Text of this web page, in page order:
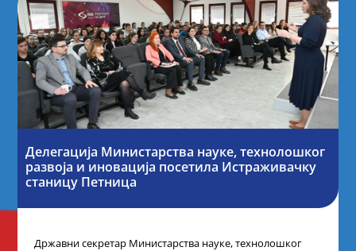
Делегација Министарства науке, технолошког
развоја и иновација посетила Истраживачку
станицу Петница
Државни секретар Министарства науке, технолошког